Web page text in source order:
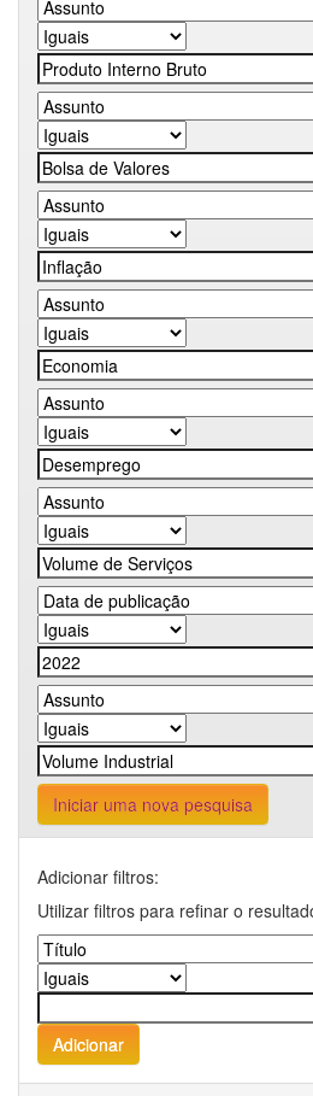
Iniciar uma nova pesquisa
Adicionar filtros:
Utilizar filtros para refinar o